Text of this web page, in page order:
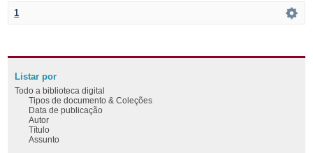
1
Listar por
Todo a biblioteca digital
Tipos de documento & Coleções
Data de publicação
Autor
Título
Assunto